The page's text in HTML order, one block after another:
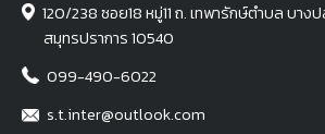
120/238 ซอย18 หมู่11 ถ. เทพารักษ์ตำบล บาง
สมุทรปราการ 10540
099-490-6022
s.t.inter@outlook.com